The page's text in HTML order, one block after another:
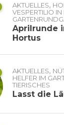
AKTUELLES,
VESPERTILIO IN
Aprilrunde
Hortus
AKTUELLES,
HELFER IM
TIERISCHES
Lasst die